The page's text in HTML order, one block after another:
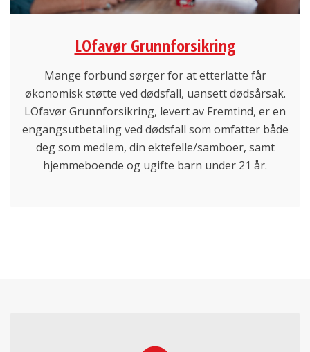
LOfavør Grunnforsikring
Mange forbund sørger for at etterlatte får
økonomisk støtte ved dødsfall, uansett dødsårsak.
LOfavør Grunnforsikring, levert av Fremtind, er en
engangsutbetaling ved dødsfall som omfatter både
deg som medlem, din ektefelle/samboer, samt
hjemmeboende og ugifte barn under 21 år.